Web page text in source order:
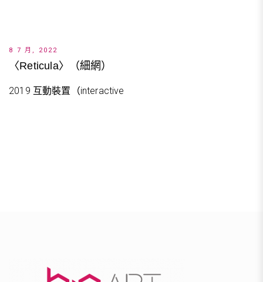
8 7 月, 2022
〈Reticula〉（細網）
2019 互動裝置（interactive